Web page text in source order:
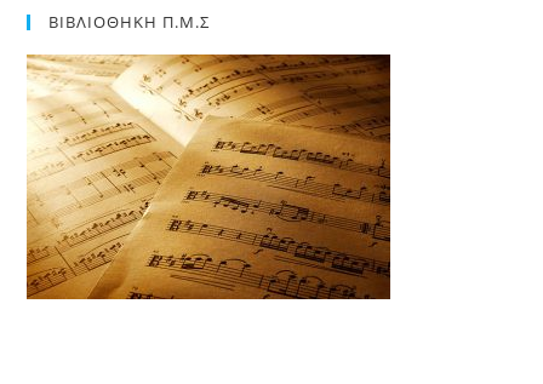
ΒΙΒΛΙΟΘΗΚΗ Π.Μ.Σ